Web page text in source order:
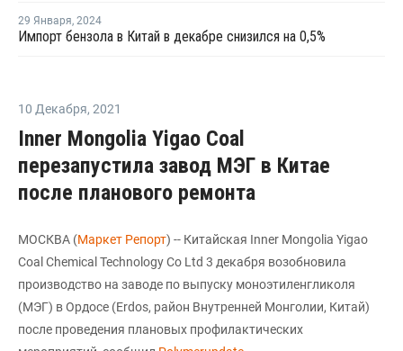
29 Января, 2024
Импорт бензола в Китай в декабре снизился на 0,5%
10 Декабря, 2021
Inner Mongolia Yigao Coal
перезапустила завод МЭГ в Китае
после планового ремонта
МОСКВА (Маркет Репорт) -- Китайская Inner Mongolia Yigao
Coal Chemical Technology Co Ltd 3 декабря возобновила
производство на заводе по выпуску моноэтиленгликоля
(МЭГ) в Ордосе (Erdos, район Внутренней Монголии, Китай)
после проведения плановых профилактических